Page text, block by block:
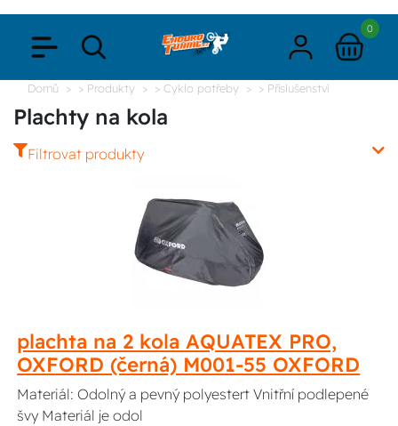
0
Domů > Produkty > Cyklo potřeby > Příslušenství
Plachty na kola
Filtrovat produkty
plachta na 2 kola AQUATEX PRO,
OXFORD (černá) M001-55 OXFORD
Materiál: Odolný a pevný polyestert Vnitřní podlepené
švy Materiál je odol